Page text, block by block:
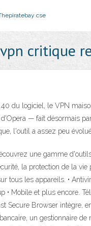
cse
critique
40 du logiciel, le VPN
d'Opera — fait désormais
l'outil a assez peu
une gamme
la protection de la vie
tous les appareils. •
• Mobile et plus encore.
Secure Browser intègre,
un gestionnaire de